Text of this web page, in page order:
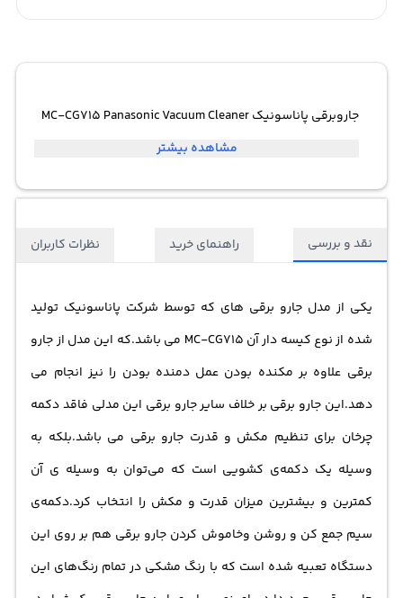
جاروبرقی پاناسونیک MC-CG715 Panasonic Vacuum Cleaner
مشاهده بیشتر
نقد و بررسی راهنمای خرید نظرات کاربران
یکی از مدل جارو برقی های که توسط شرکت پاناسونیک تولید
شده از نوع کیسه دار آن MC-CG715 می باشد.که این مدل از جارو
برقی علاوه بر مکنده بودن عمل دمنده بودن را نیز انجام می
دهد.این جارو برقی بر خلاف سایر جارو برقی این مدلی فاقد دکمه
چرخان برای تنظیم مکش و قدرت جارو برقی می باشد.بلکه به
وسیله یک دکمه‌ی کشویی است که می‌توان به وسیله ی آن
کمترین و بیشترین میزان قدرت و مکش را انتخاب کرد.دکمه‌ی
سیم جمع کن و روشن وخاموش کردن جارو برقی هم بر روی این
دستگاه تعبیه شده است که با رنگ مشکی در تمام رنگ‌های این